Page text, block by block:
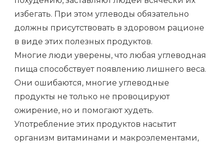
избегать. При этом углеводы обязательно
должны присутствовать в здоровом рационе
в виде этих полезных продуктов.
Многие люди уверены, что любая углеводная
пища способствует появлению лишнего веса.
Они ошибаются, многие углеводные
продукты не только не провоцируют
ожирение, но и помогают худеть.
Употребление этих продуктов насытит
организм витаминами и макроэлементами,